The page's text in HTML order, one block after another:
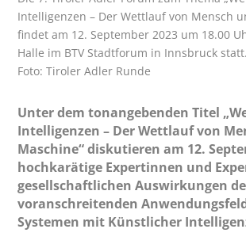
Intelligenzen – Der Wettlauf von Mensch
findet am 12. September 2023 um 18.00
Halle im BTV Stadtforum in Innsbruck statt.
Foto: Tiroler Adler Runde
Unter dem tonangebenden Titel
Intelligenzen – Der Wettlauf von
Maschine“ diskutieren am 12.
hochkarätige Expertinnen und
gesellschaftlichen Auswirkungen
voranschreitenden
Systemen mit Künstlicher